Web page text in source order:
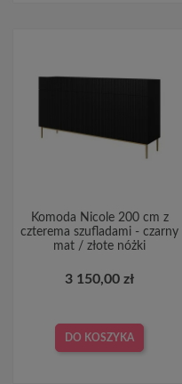
Komoda Nicole 200 cm z
czterema szufladami - czarny
mat / złote nóżki
3 150,00 zł
DO KOSZYKA